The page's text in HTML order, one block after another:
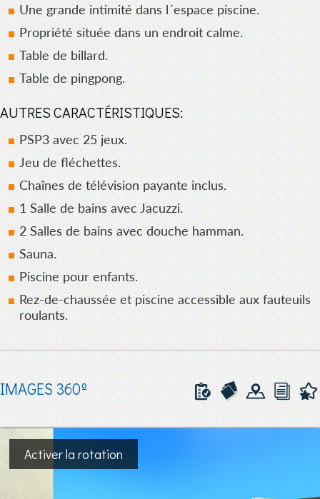
Une grande intimité dans l´espace piscine.
Propriété située dans un endroit calme.
Table de billard.
Table de pingpong.
AUTRES CARACTÉRISTIQUES:
PSP3 avec 25 jeux.
Jeu de fléchettes.
Chaînes de télévision payante inclus.
1 Salle de bains avec Jacuzzi.
2 Salles de bains avec douche hamman.
Sauna.
Piscine pour enfants.
Rez-de-chaussée et piscine accessible aux fauteuils
roulants.
IMAGES 360º
Activer la rotation